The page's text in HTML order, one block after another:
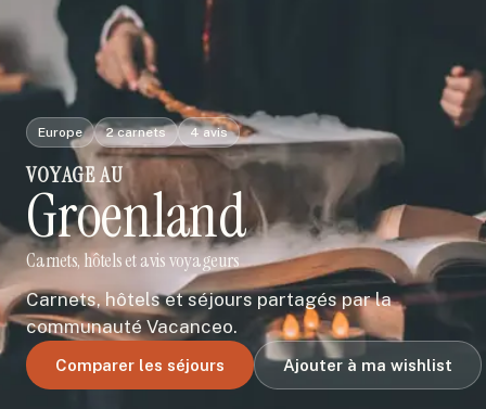
Europe 2carnets 4avis
VOYAGEAU
Groenland
Carnets, hôtels et avis voyageurs
Carnets, hôtels et séjours partagés par la
communauté Vacanceo.
Comparer les séjours Ajouter à ma wishlist